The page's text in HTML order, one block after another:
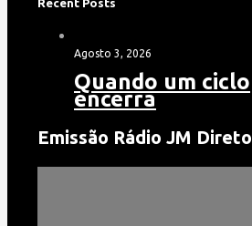
Agosto 3, 2026
Quando um ciclo
encerra
Emissão Rádio JM Direto